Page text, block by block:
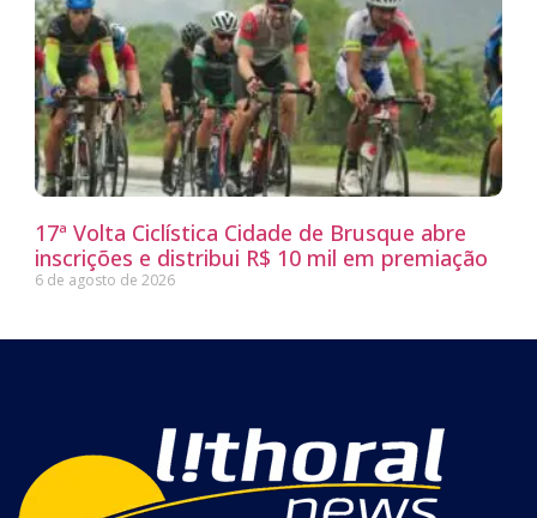
17ª Volta Ciclística Cidade de Brusque abre
inscrições e distribui R$ 10 mil em premiação
6 de agosto de 2026